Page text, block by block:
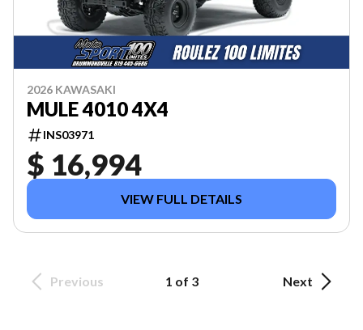
2026 KAWASAKI
MULE 4010 4X4
INS03971
$ 16,994
VIEW FULL DETAILS
Previous 1 of 3 Next